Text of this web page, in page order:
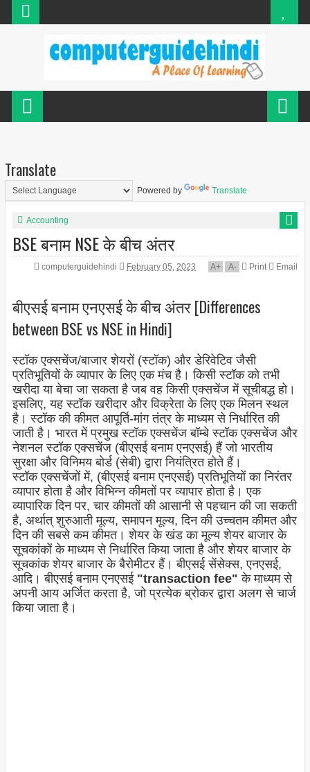
Translate
Powered by Translate
Accounting
BSE बनाम NSE के बीच अंतर
computerguidehindi February 05, 2023 A+ A- Print Email
बीएसई बनाम एनएसई के बीच अंतर [Differences
between BSE vs NSE in Hindi]
स्टॉक एक्सचेंज/बाजार शेयरों (स्टॉक) और डेरिवेटिव जैसी
प्रतिभूतियों के व्यापार के लिए एक मंच है। किसी स्टॉक को तभी
खरीदा या बेचा जा सकता है जब वह किसी एक्सचेंज में सूचीबद्ध हो।
इसलिए, यह स्टॉक खरीदार और विक्रेता के लिए एक मिलन स्थल
है। स्टॉक की कीमत आपूर्ति-मांग तंत्र के माध्यम से निर्धारित की
जाती है। भारत में प्रमुख स्टॉक एक्सचेंज बॉम्बे स्टॉक एक्सचेंज और
नेशनल स्टॉक एक्सचेंज (बीएसई बनाम एनएसई) हैं जो भारतीय
सुरक्षा और विनिमय बोर्ड (सेबी) द्वारा नियंत्रित होते हैं।
स्टॉक एक्सचेंजों में, (बीएसई बनाम एनएसई) प्रतिभूतियों का निरंतर
व्यापार होता है और विभिन्न कीमतों पर व्यापार होता है। एक
व्यापारिक दिन पर, चार कीमतों की आसानी से पहचान की जा सकती
है, अर्थात् शुरुआती मूल्य, समापन मूल्य, दिन की उच्चतम कीमत और
दिन की सबसे कम कीमत। शेयर के खंड का मूल्य शेयर बाजार के
सूचकांकों के माध्यम से निर्धारित किया जाता है और शेयर बाजार के
सूचकांक शेयर बाजार के बैरोमीटर हैं। बीएसई सेंसेक्स, एनएसई,
आदि। बीएसई बनाम एनएसई "transaction fee" के माध्यम से
अपनी आय अर्जित करता है, जो प्रत्येक ब्रोकर द्वारा अलग से चार्ज
किया जाता है।